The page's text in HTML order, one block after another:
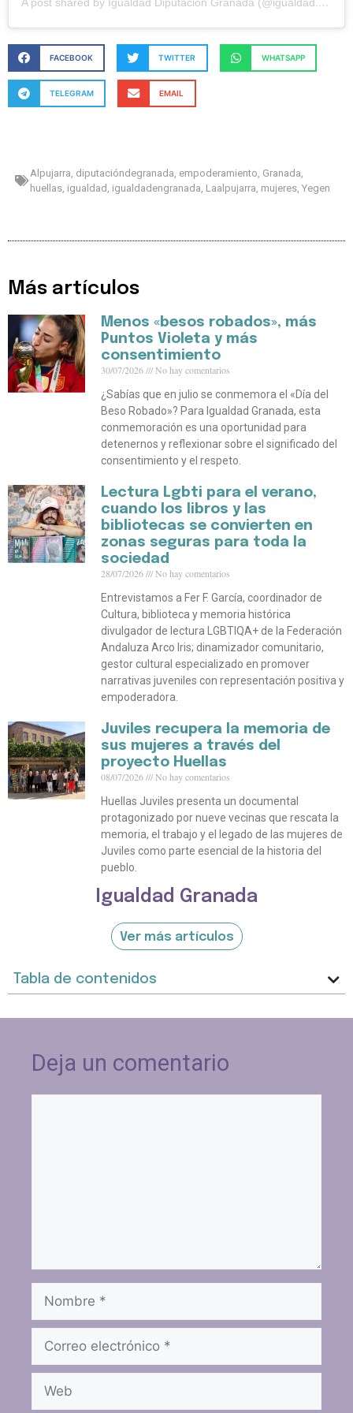
Igualdad Granada
Ver más artículos
Tabla de contenidos
FACEBOOK TWITTER WHATSAPP
TELEGRAM EMAIL
Alpujarra diputacióndegranada empoderamiento Granada
huellas, igualdad igualdadengranada Laalpujarra mujeres, Yegen
Más artículos
Menos «besos robados», más
Puntos Violeta y más
consentimiento
30/07/2026
No hay comentarios
¿Sabías que en julio se conmemora el «Día del
Beso Robado»? Para Igualdad Granada, esta
conmemoración es una oportunidad para
detenernos y reflexionar sobre el significado del
consentimiento y el respeto.
Lectura Lgbti para el verano,
cuando los libros y las
bibliotecas se convierten en
zonas seguras para toda la
sociedad
28/07/2026
No hay comentarios
Entrevistamos a Fer F. García, coordinador de
Cultura, biblioteca y memoria histórica
divulgador de lectura LGBTIQA+ de la Federación
Andaluza Arco Iris; dinamizador comunitario,
gestor cultural especializado en promover
narrativas juveniles con representación positiva y
empoderadora.
Juviles recupera la memoria de
sus mujeres a través del
proyecto Huellas
08/07/2026
No hay comentarios
Huellas Juviles presenta un documental
protagonizado por nueve vecinas que rescata la
memoria, el trabajo y el legado de las mujeres de
Juviles como parte esencial de la historia del
pueblo.
Deja un comentario